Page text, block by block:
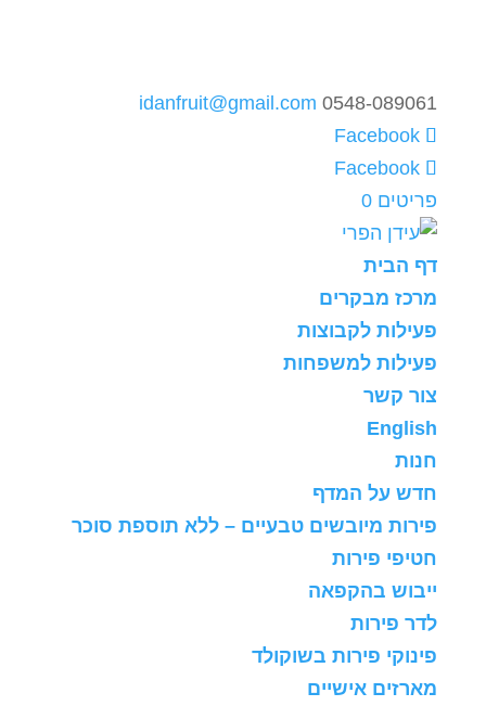
0548-089061
idanfruit@gmail.com
פריטים 0
דף הבית
מרכז מבקרים
פעילות לקבוצות
פעילות למשפחות
צור קשר
English
חנות
חדש על המדף
פירות מיובשים טבעיים – ללא תוספת סוכר
חטיפי פירות
ייבוש בהקפאה
לדר פירות
פינוקי פירות בשוקולד
מארזים אישיים